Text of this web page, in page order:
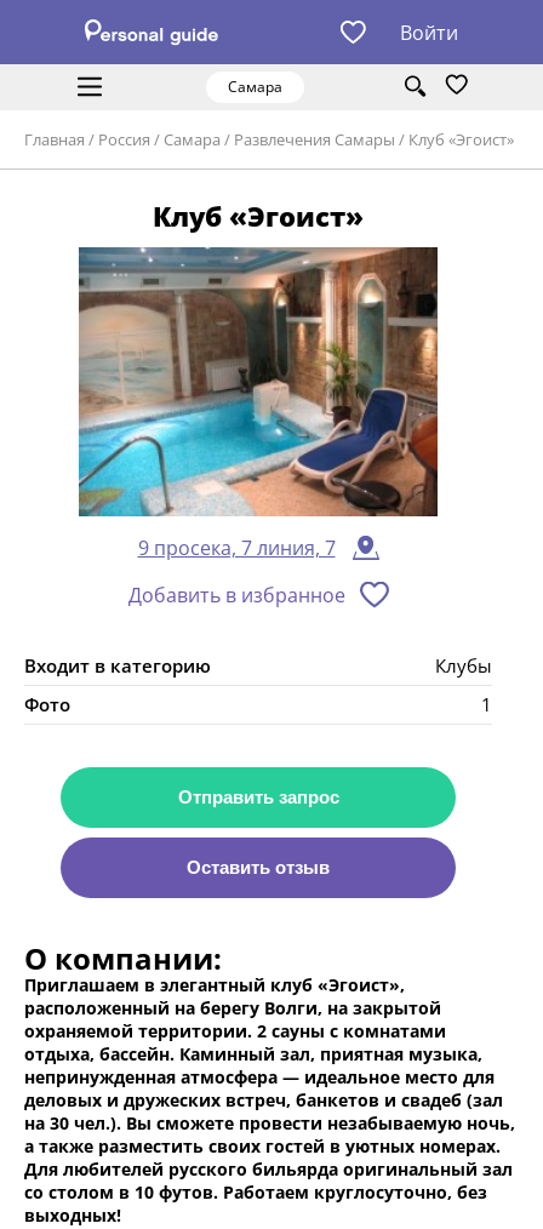
Войти
Самара
Главная / Россия / Самара / Развлечения Самары / Клуб «Эгоист»
Клуб «Эгоист»
9 просека, 7 линия, 7
Добавить в избранное
Входит в категорию
Клубы
Фото
1
Отправить запрос
Оставить отзыв
О компании:
Приглашаем в элегантный клуб «Эгоист»,
расположенный на берегу Волги, на закрытой
охраняемой территории. 2 сауны с комнатами
отдыха, бассейн. Каминный зал, приятная музыка,
непринужденная атмосфера — идеальное место для
деловых и дружеских встреч, банкетов и свадеб (зал
на 30 чел.). Вы сможете провести незабываемую ночь,
а также разместить своих гостей в уютных номерах.
Для любителей русского бильярда оригинальный зал
со столом в 10 футов. Работаем круглосуточно, без
выходных!